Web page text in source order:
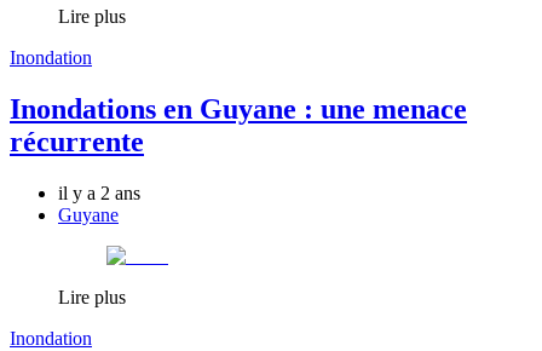
Lire plus
Inondation
Inondations en Guyane : une menace
récurrente
il y a 2 ans
Guyane
Lire plus
Inondation